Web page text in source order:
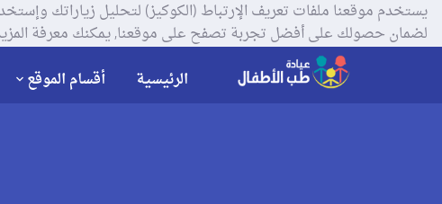
لضمان حصولك على أفضل تجربة تصفح على موقعنا, يمكنك معرفة
الرئيسية أقسام الموقع